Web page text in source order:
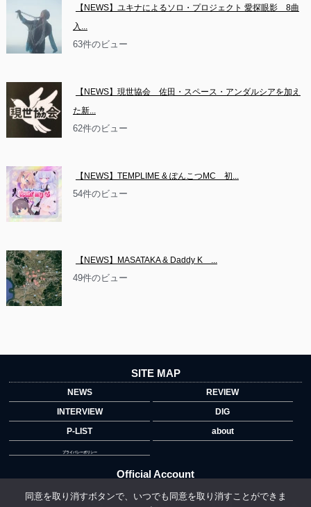
【NEWS】ユキナによるソロ・プロジェクト 愛探眼影　8曲
入...
63件のビュー
【NEWS】現世協会　佐田・スペース・アンダルシアを加え
た新...
62件のビュー
【NEWS】TEMPLIME & ぽんこつMC　初...
54件のビュー
【NEWS】MASATAKA & Daddy K　...
49件のビュー
SITE MAP
NEWS
REVIEW
INTERVIEW
DIG
P-LIST
about
プライバシーポリシー
Official Account
同意を取り消すボタンで、いつでも同意を取り消すことができま